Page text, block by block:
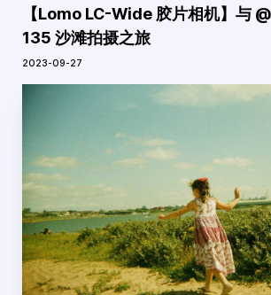
【Lomo LC-Wide 胶片相机】与
135 沙滩拍摄之旅
2023-09-27